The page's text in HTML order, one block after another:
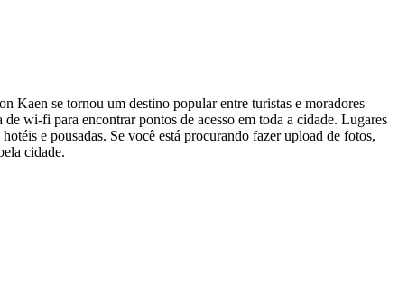
Kaen se tornou um destino popular entre turistas e moradores
wi-fi para encontrar pontos de acesso em toda a cidade. Lugares
e pousadas. Se você está procurando fazer upload de fotos,
cidade.